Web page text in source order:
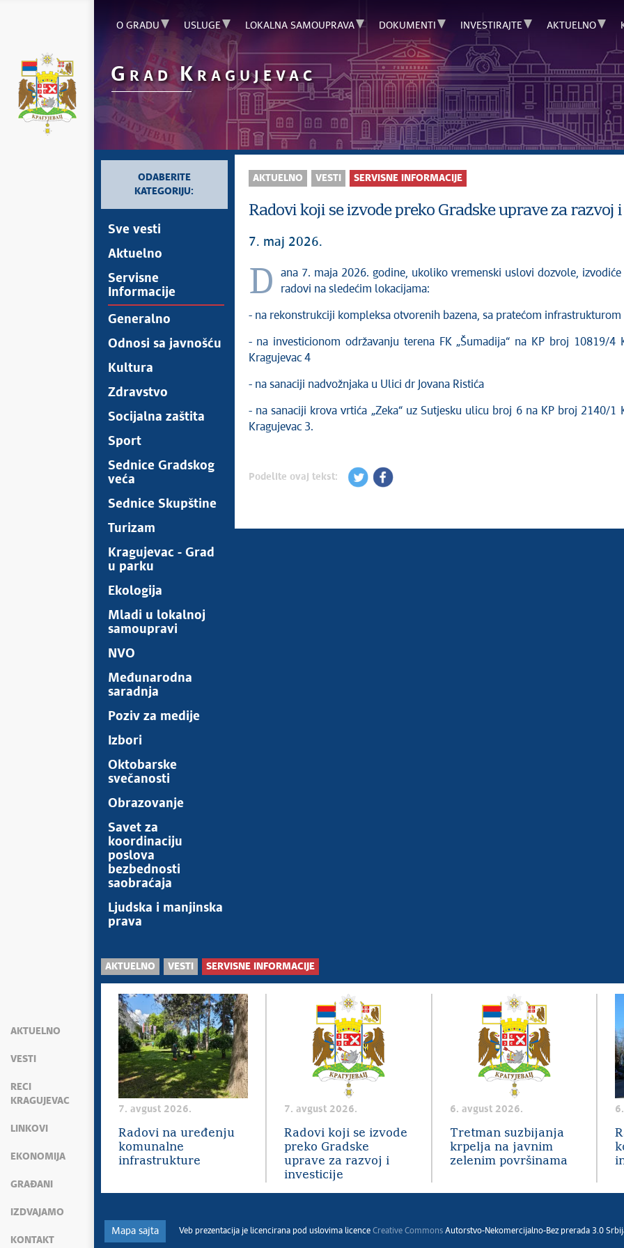
AKTUELNO
VESTI
RECI
KRAGUJEVAC
LINKOVI
EKONOMIJA
GRAĐANI
IZDVAJAMO
KONTAKT
O GRADU USLUGE LOKALNA SAMOUPRAVA DOKUMENTI INVESTIRAJTE AKTUELNO
G RAD K RAGUJEVAC
ODABERITE
KATEGORIJU:
Sve vesti
Aktuelno
Servisne
Informacije
Generalno
Odnosi sa javnošću
Kultura
Zdravstvo
Socijalna zaštita
Sport
Sednice Gradskog
veća
Sednice Skupštine
Turizam
Kragujevac - Grad
u parku
Ekologija
Mladi u lokalnoj
samoupravi
NVO
Međunarodna
saradnja
Poziv za medije
Izbori
Oktobarske
svečanosti
Obrazovanje
Savet za
koordinaciju
poslova
bezbednosti
saobraćaja
Ljudska i manjinska
prava
AKTUELNO VESTI SERVISNE INFORMACIJE
Radovi koji se izvode preko Gradske uprave za razvoj
7. maj 2026.
Dana 7. maja 2026. godine, ukoliko vremenski uslovi dozvole, izvodiće se radovi na sledećim lokacijama:
- na rekonstrukciji kompleksa otvorenih bazena, sa pratećom infrastrukturom
- na investicionom održavanju terena FK „Šumadija“ na KP broj 10819/4
Kragujevac 4
- na sanaciji nadvožnjaka u Ulici dr Jovana Ristića
- na sanaciji krova vrtića „Zeka“ uz Sutjesku ulicu broj 6 na KP broj 2140/1
Kragujevac 3.
Podelite ovaj tekst:
AKTUELNO VESTI SERVISNE INFORMACIJE
7. avgust 2026.
Radovi na uređenju
komunalne
infrastrukture
7. avgust 2026.
Radovi koji se izvode
preko Gradske
uprave za razvoj i
investicije
6. avgust 2026.
Tretman suzbijanja
krpelja na javnim
zelenim površinama
Mapa sajta Veb prezentacija je licencirana pod uslovima licence Creative Commons Autorstvo-Nekomercijalno-Bez prerada 3.0